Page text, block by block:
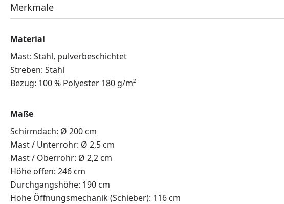
Merkmale
Material
Mast: Stahl, pulverbeschichtet
Streben: Stahl
Bezug: 100 % Polyester 180 g/m²
Maße
Schirmdach: Ø 200 cm
Mast / Unterrohr: Ø 2,5 cm
Mast / Oberrohr: Ø 2,2 cm
Höhe offen: 246 cm
Durchgangshöhe: 190 cm
Höhe Öffnungsmechanik (Schieber): 116 cm